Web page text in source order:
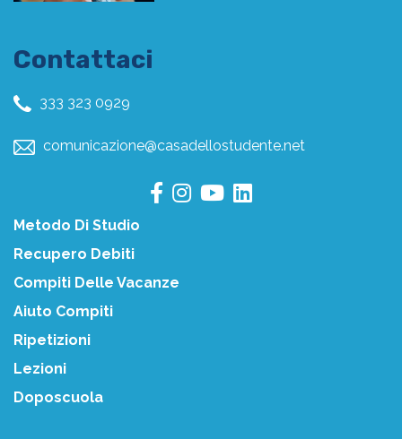
Contattaci
333 323 0929
comunicazione@casadellostudente.net
Metodo Di Studio
Recupero Debiti
Compiti Delle Vacanze
Aiuto Compiti
Ripetizioni
Lezioni
Doposcuola